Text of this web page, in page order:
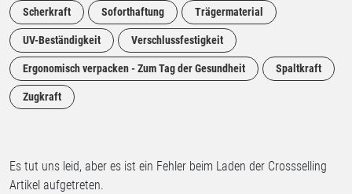
Scherkraft Soforthaftung Trägermaterial
UV-Beständigkeit Verschlussfestigkeit
Ergonomisch verpacken - Zum Tag der Gesundheit Spaltkraft
Zugkraft
Es tut uns leid, aber es ist ein Fehler beim Laden der Crossselling
Artikel aufgetreten.